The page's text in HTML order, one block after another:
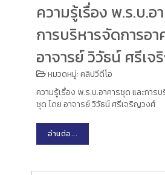
ความรู้เรื่อง พ.ร.บ.อ
การบริหารจัดการอา
อาจารย์ วิวัธน์ ศรีเ
หมวดหมู่:คลิปวีดีโอ
ความรู้เรื่อง พ.ร.บ.อาคารชุด และการ
ชุด โดย อาจารย์ วิวัธน์ ศรีเจริญวงศ์
อ่านต่อ...